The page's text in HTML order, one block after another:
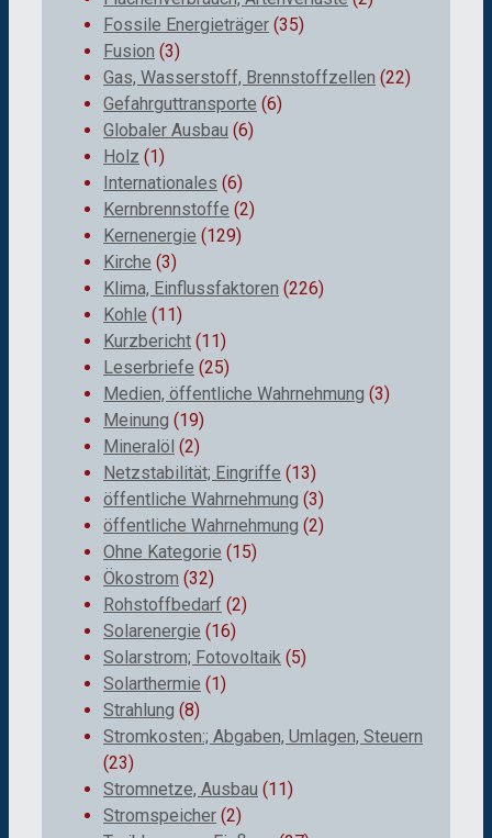
Fossile Energieträger (35)
Fusion (3)
Gas, Wasserstoff, Brennstoffzellen (22)
Gefahrguttransporte (6)
Globaler Ausbau (6)
Holz (1)
Internationales (6)
Kernbrennstoffe (2)
Kernenergie (129)
Kirche (3)
Klima, Einflussfaktoren (226)
Kohle (11)
Kurzbericht (11)
Leserbriefe (25)
Medien, öffentliche Wahrnehmung (3)
Meinung (19)
Mineralöl (2)
Netzstabilität; Eingriffe (13)
öffentliche Wahrnehmung (3)
öffentliche Wahrnehmung (2)
Ohne Kategorie (15)
Ökostrom (32)
Rohstoffbedarf (2)
Solarenergie (16)
Solarstrom; Fotovoltaik (5)
Solarthermie (1)
Strahlung (8)
Stromkosten:; Abgaben, Umlagen, Steuern
(23)
Stromnetze, Ausbau (11)
Stromspeicher (2)